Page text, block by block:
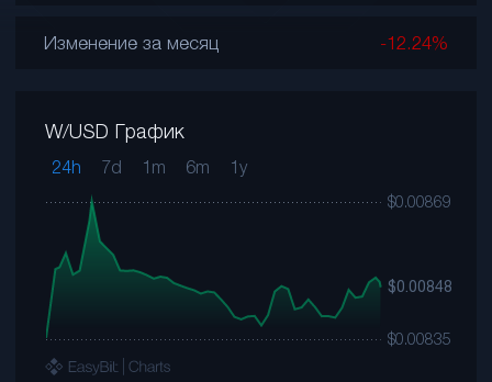
Изменение за месяц -12.24%
W/USD График
24h 7d 1m 6m 1y